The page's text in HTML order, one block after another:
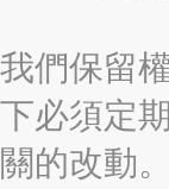
我們保留
下必須定
關的改動